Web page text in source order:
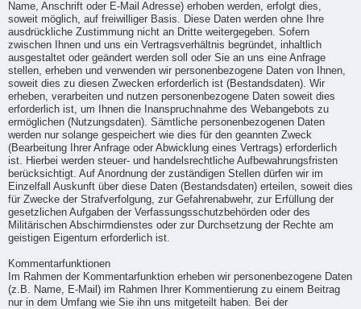
Name, Anschrift oder E-Mail Adresse) erhoben werden, erfolgt dies,
soweit möglich, auf freiwilliger Basis. Diese Daten werden ohne Ihre
ausdrückliche Zustimmung nicht an Dritte weitergegeben. Sofern
zwischen Ihnen und uns ein Vertragsverhältnis begründet, inhaltlich
ausgestaltet oder geändert werden soll oder Sie an uns eine Anfrage
stellen, erheben und verwenden wir personenbezogene Daten von Ihnen,
soweit dies zu diesen Zwecken erforderlich ist (Bestandsdaten). Wir
erheben, verarbeiten und nutzen personenbezogene Daten soweit dies
erforderlich ist, um Ihnen die Inanspruchnahme des Webangebots zu
ermöglichen (Nutzungsdaten). Sämtliche personenbezogenen Daten
werden nur solange gespeichert wie dies für den geannten Zweck
(Bearbeitung Ihrer Anfrage oder Abwicklung eines Vertrags) erforderlich
ist. Hierbei werden steuer- und handelsrechtliche Aufbewahrungsfristen
berücksichtigt. Auf Anordnung der zuständigen Stellen dürfen wir im
Einzelfall Auskunft über diese Daten (Bestandsdaten) erteilen, soweit dies
für Zwecke der Strafverfolgung, zur Gefahrenabwehr, zur Erfüllung der
gesetzlichen Aufgaben der Verfassungsschutzbehörden oder des
Militärischen Abschirmdienstes oder zur Durchsetzung der Rechte am
geistigen Eigentum erforderlich ist.
Kommentarfunktionen
Im Rahmen der Kommentarfunktion erheben wir personenbezogene Daten
(z.B. Name, E-Mail) im Rahmen Ihrer Kommentierung zu einem Beitrag
nur in dem Umfang wie Sie ihn uns mitgeteilt haben. Bei der